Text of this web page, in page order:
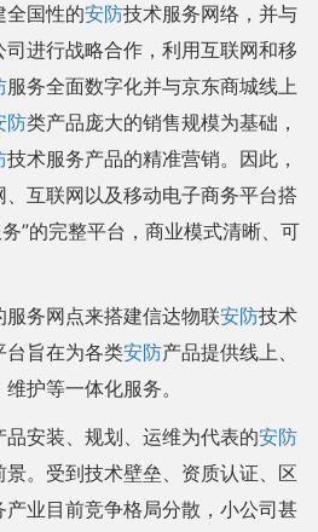
全国性的安防技术服务网络，并与
进行战略合作，利用互联网和移
服务全面数字化并与京东商城线上
防类产品庞大的销售规模为基础，
技术服务产品的精准营销。因此，
互联网以及移动电子商务平台搭
”的完整平台，商业模式清晰、可
务网点来搭建信达物联安防技术
台旨在为各类安防产品提供线上、
护等一体化服务。
品安装、规划、运维为代表的安防
。受到技术壁垒、资质认证、区
产业目前竞争格局分散，小公司甚